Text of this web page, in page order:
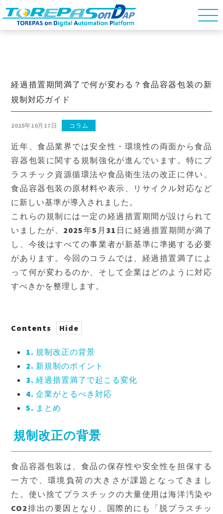
経過措置期間満了で何が変わる？食品容器包装の新
規制対応ガイド
2025年10月17日 コラム
近年、食品業界では安全性・環境性の両面から食品
容器包装に関する規制強化が進んでいます。特にプ
ラスチック資源循環法や食品衛生法の改正に伴い、
食品容器包装の原材料や表示、リサイクル対応など
に新しい基準が導入されました。
これらの規制には一定の経過措置期間が設けられて
いましたが、2025年5月31日に経過措置期間が満了
し、今後はすべての事業者が新基準に準拠する必要
があります。今回のコラムでは、経過措置満了によ
って何が変わるのか、そして企業はどのように対応
すべきかを整理します。
Contents
1. 規制改正の背景
2. 新規制のポイント
3. 経過措置満了で起こる変化
4. 企業がとるべき対応
5. まとめ
規制改正の背景
食品容器包装は、食品の保存性や安全性を担保する
一方で、環境負荷の大きさが課題となってきまし
た。使い捨てプラスチックの大量使用は海洋汚染や
CO2排出の要因となり、国際的にも「脱プラスチッ